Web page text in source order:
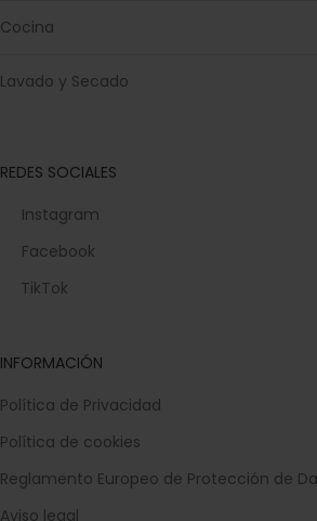
Cocina
Lavado y Secado
REDES SOCIALES
Instagram
Facebook
TikTok
INFORMACIÓN
Política de Privacidad
Política de cookies
Reglamento Europeo de Protección de
Aviso legal